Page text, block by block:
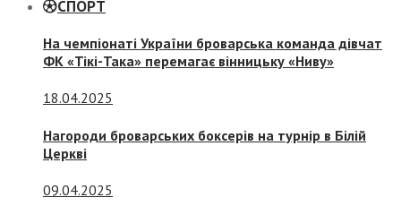
СПОРТ
На чемпіонаті України броварська команда дівчат
ФК «Тікі-Така» перемагає вінницьку «Ниву»
18.04.2025
Нагороди броварських боксерів на турнір в Білій
Церкві
09.04.2025